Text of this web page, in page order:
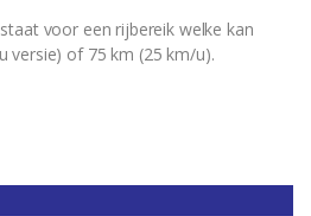
voor een rijbereik welke kan
versie) of 75 km (25 km/u).